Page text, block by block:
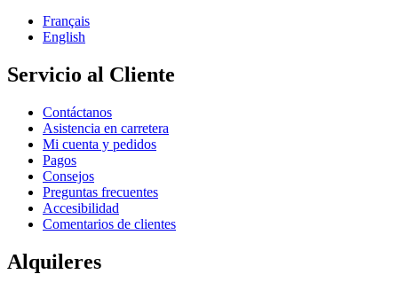
Français
English
Servicio al Cliente
Contáctanos
Asistencia en carretera
Mi cuenta y pedidos
Pagos
Consejos
Preguntas frecuentes
Accesibilidad
Comentarios de clientes
Alquileres